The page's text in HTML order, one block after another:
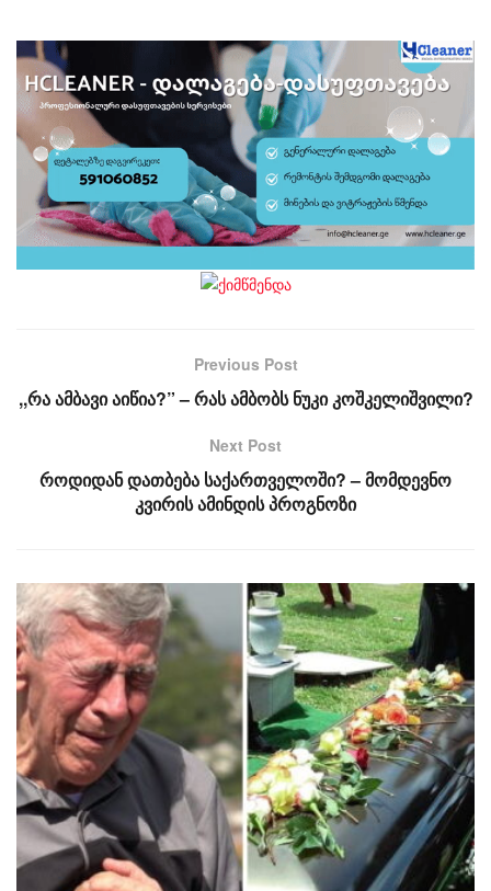
Previous Post
,,რა ამბავი აიწია?” – რას ამბობს ნუკი კოშკელიშვილი?
Next Post
როდიდან დათბება საქართველოში? – მომდევნო
კვირის ამინდის პროგნოზი